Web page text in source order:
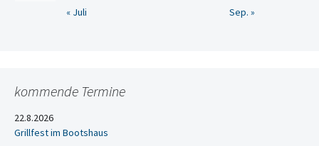
« Juli
Sep. »
kommende Termine
22.8.2026
Grillfest im Bootshaus